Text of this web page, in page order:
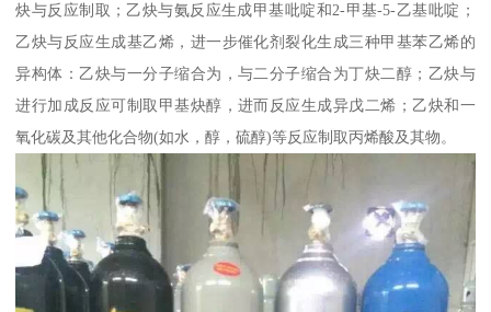
炔与反应制取；乙炔与氨反应生成甲基吡啶和2-甲基-5-乙基吡啶；
乙炔与反应生成基乙烯，进一步催化剂裂化生成三种甲基苯乙烯的
异构体：乙炔与一分子缩合为，与二分子缩合为丁炔二醇；乙炔与
进行加成反应可制取甲基炔醇，进而反应生成异戊二烯；乙炔和一
氧化碳及其他化合物(如水，醇，硫醇)等反应制取丙烯酸及其物。